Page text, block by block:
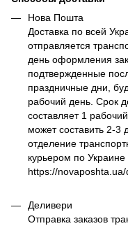
Нова Пошта
Доставка по всей
отправляется
день оформления
подтвержденные
праздничные дни,
рабочий день. Срок
составляет 1
может составить 2-3
отделение
курьером по
https://
Деливери
Отправка заказов